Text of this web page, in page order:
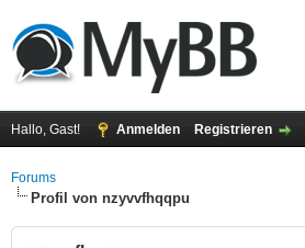
Hallo, Gast! Anmelden Registrieren
Forums
Profil von nzyvvfhqqpu